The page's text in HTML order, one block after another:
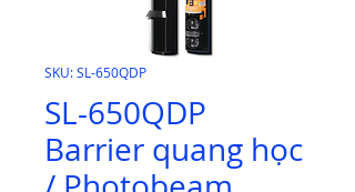
SKU: SL-650QDP
SL-650QDP
Barrier quang học